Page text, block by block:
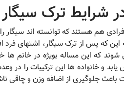
شرایط ترک سیگار
هم هستند که توانسته اند
این که پس از ترک سیگار، اشتهای
شوند که این مساله بویژه در خانم
یابد و خانواده ها این ترکیبات را
باعث جلوگیری از اضافه وزن و چاقی